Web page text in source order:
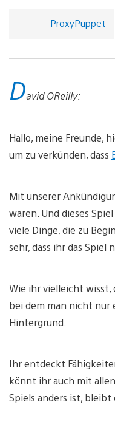
ProxyPuppet
David OReilly:
Hallo, meine Freunde,
um zu verkünden, dass
Mit unserer
waren. Und dieses
viele Dinge, die zu
sehr, dass ihr das Spiel
Wie ihr vielleicht wisst,
bei dem man nicht nur
Hintergrund.
Ihr entdeckt
könnt ihr auch mit
Spiels anders ist,